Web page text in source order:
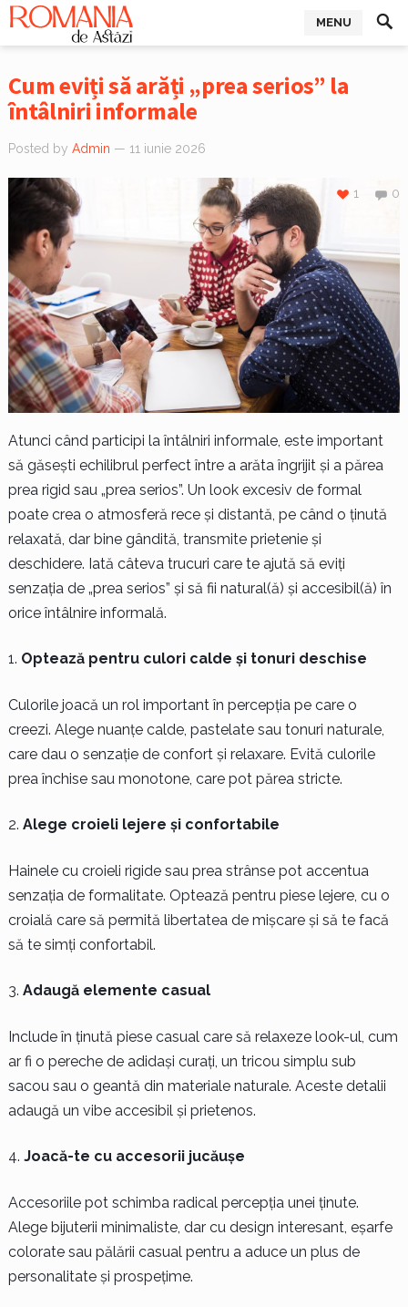
MENU
Cum eviți să arăți „prea serios” la
întâlniri informale
Posted by Admin — 11 iunie 2026
0
1
Atunci când participi la întâlniri informale, este important
să găsești echilibrul perfect între a arăta îngrijit și a părea
prea rigid sau „prea serios”. Un look excesiv de formal
poate crea o atmosferă rece și distantă, pe când o ținută
relaxată, dar bine gândită, transmite prietenie și
deschidere. Iată câteva trucuri care te ajută să eviți
senzația de „prea serios” și să fii natural(ă) și accesibil(ă) în
orice întâlnire informală.
Optează pentru culori calde și tonuri deschise
Culorile joacă un rol important în percepția pe care o
creezi. Alege nuanțe calde, pastelate sau tonuri naturale,
care dau o senzație de confort și relaxare. Evită culorile
prea închise sau monotone, care pot părea stricte.
Alege croieli lejere și confortabile
Hainele cu croieli rigide sau prea strânse pot accentua
senzația de formalitate. Optează pentru piese lejere, cu o
croială care să permită libertatea de mișcare și să te facă
să te simți confortabil.
Adaugă elemente casual
Include în ținută piese casual care să relaxeze look-ul, cum
ar fi o pereche de adidași curați, un tricou simplu sub
sacou sau o geantă din materiale naturale. Aceste detalii
adaugă un vibe accesibil și prietenos.
Joacă-te cu accesorii jucăușe
Accesoriile pot schimba radical percepția unei ținute.
Alege bijuterii minimaliste, dar cu design interesant, eșarfe
colorate sau pălării casual pentru a aduce un plus de
personalitate și prospețime.